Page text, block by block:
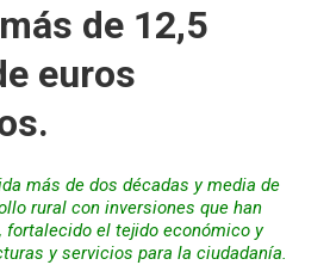
de 12,5
euros
más de dos décadas y media de
rural con inversiones que han
fortalecido el tejido económico y
y servicios para la ciudadanía.